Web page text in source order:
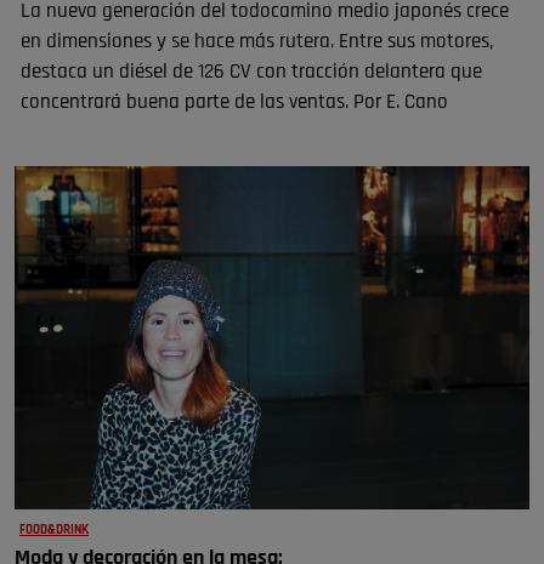
La nueva generación del todocamino medio japonés crece
en dimensiones y se hace más rutera. Entre sus motores,
destaca un diésel de 126 CV con tracción delantera que
concentrará buena parte de las ventas. Por E. Cano
FOOD&DRINK
Moda y decoración en la mesa: